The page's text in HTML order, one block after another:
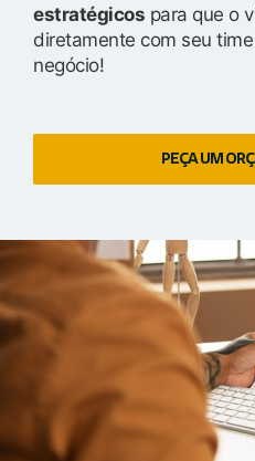
estratégicos para que o
diretamente com seu
negócio!
PEÇA UM